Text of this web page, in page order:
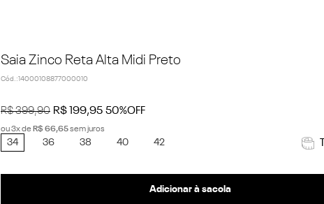
Saia Zinco Reta Alta Midi Preto
Cód. :14000108877000010
R$ 399,90 R$ 199,95 50%OFF
ou3x de R$ 66,65sem juros
34 36 38 40 42
Adicionar à sacola